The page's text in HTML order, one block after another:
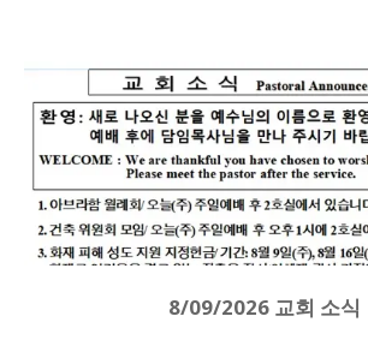
8/09/2026 교회 소식